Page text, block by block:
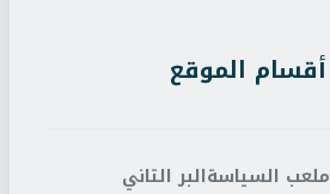
أقسام الموقع
ملعب السياسةالبر التاني